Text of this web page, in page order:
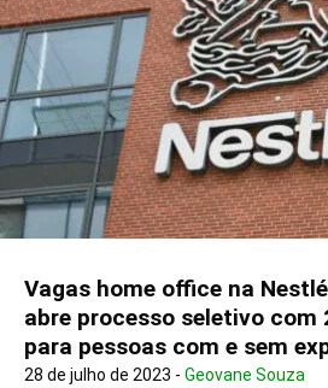
Vagas home office na
abre processo seletivo com
para pessoas com e sem
28 de julho de 2023 - Geovane Souza